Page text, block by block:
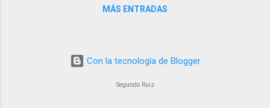
MÁS ENTRADAS
Con la tecnología de Blogger
Segundo Ruiz